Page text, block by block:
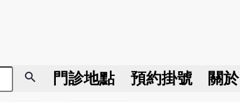
search 門診地點 預約掛號 關於